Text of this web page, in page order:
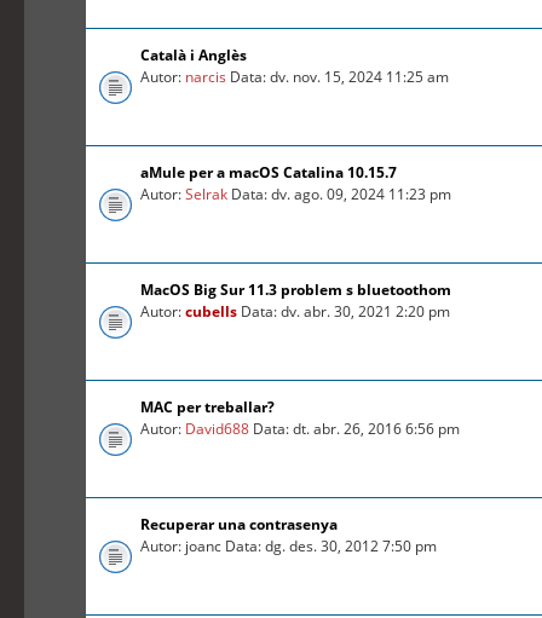
Català i Anglès
Autor: narcis Data: dv. nov. 15, 2024 11:25 am
aMule per a macOS Catalina 10.15.7
Autor:Selrak Data: dv. ago. 09, 2024 11:23 pm
MacOS Big Sur 11.3 problem s bluetoothom
Autor:cubells Data: dv. abr. 30, 2021 2:20 pm
MAC per treballar?
Autor: David688 Data: dt. abr. 26, 2016 6:56 pm
Recuperar una contrasenya
Autor: joanc Data: dg. des. 30, 2012 7:50 pm